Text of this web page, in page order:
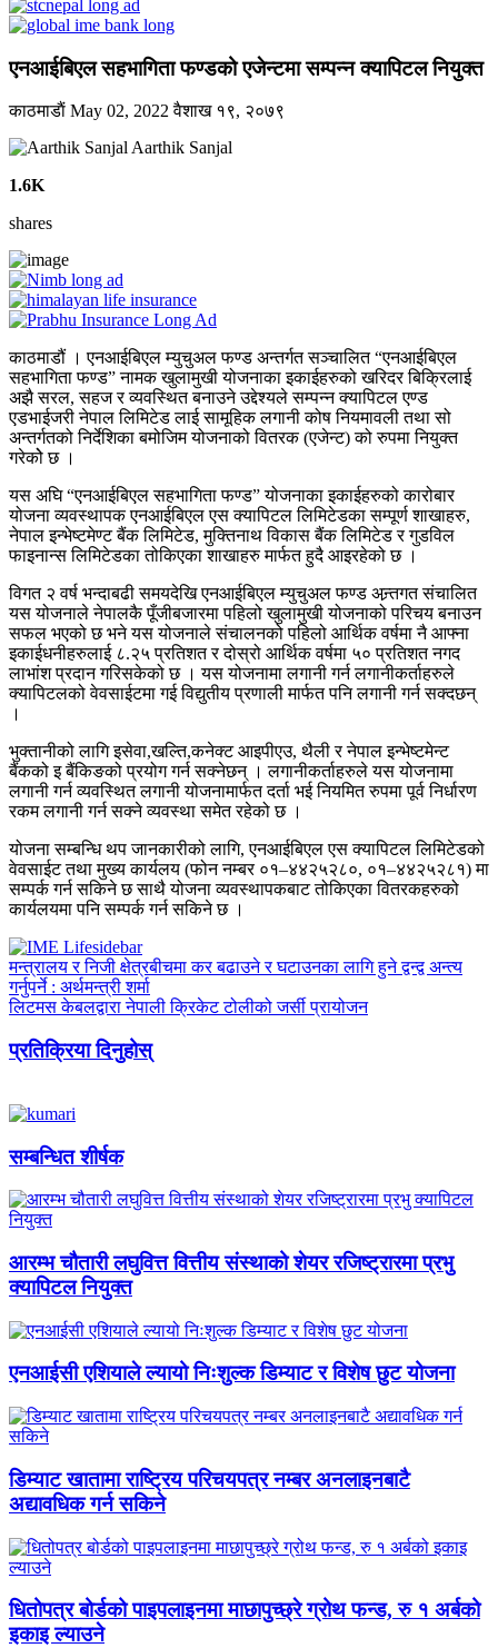
एनआईबिएल सहभागिता फण्डको एजेन्टमा सम्पन्न क्यापिटल नियुक्त
काठमाडाैं May 02, 2022वैशाख १९, २०७९
Aarthik Sanjal
1.6K
shares
काठमाडौं । एनआईबिएल म्युचुअल फण्ड अन्तर्गत सञ्चालित “एनआईबिएल
सहभागिता फण्ड” नामक खुलामुखी योजनाका इकाईहरुको खरिदर बिक्रिलाई
अझै सरल, सहज र व्यवस्थित बनाउने उद्देश्यले सम्पन्न क्यापिटल एण्ड
एडभाईजरी नेपाल लिमिटेड लाई सामूहिक लगानी कोष नियमावली तथा सो
अन्तर्गतको निर्देशिका बमोजिम योजनाको वितरक (एजेन्ट) को रुपमा नियुक्त
गरेकोे छ ।
यस अघि “एनआईबिएल सहभागिता फण्ड” योजनाका इकाईहरुको कारोबार
योजना व्यवस्थापक एनआईबिएल एस क्यापिटल लिमिटेडका सम्पूर्ण शाखाहरु,
नेपाल इन्भेष्टमेण्ट बैंक लिमिटेड, मुक्तिनाथ विकास बैंक लिमिटेड र गुडविल
फाइनान्स लिमिटेडका तोकिएका शाखाहरु मार्फत हुदै आइरहेको छ ।
विगत २ वर्ष भन्दाबढी समयदेखि एनआईबिएल म्युचुअल फण्ड अन्र्तगत संचालित
यस योजनाले नेपालकै पूँजीबजारमा पहिलो खुलामुखी योजनाको परिचय बनाउन
सफल भएको छ भने यस योजनाले संचालनको पहिलो आर्थिक वर्षमा नै आफ्ना
इकाईधनीहरुलाई ८.२५ प्रतिशत र दोस्रो आर्थिक वर्षमा ५० प्रतिशत नगद
लाभांश प्रदान गरिसकेको छ । यस योजनामा लगानी गर्न लगानीकर्ताहरुले
क्यापिटलको वेवसाईटमा गई विद्युतीय प्रणाली मार्फत पनि लगानी गर्न सक्दछन्
।
भुक्तानीको लागि इसेवा,खल्ति,कनेक्ट आइपीएउ, थैली र नेपाल इन्भेष्टमेन्ट
बैंकको इ बैंकिङको प्रयोग गर्न सक्नेछन् । लगानीकर्ताहरुले यस योजनामा
लगानी गर्न व्यवस्थित लगानी योजनामार्फत दर्ता भई नियमित रुपमा पूर्व निर्धारण
रकम लगानी गर्न सक्ने व्यवस्था समेत रहेको छ ।
योजना सम्बन्धि थप जानकारीको लागि, एनआईबिएल एस क्यापिटल लिमिटेडको
वेवसाईट तथा मुख्य कार्यलय (फोन नम्बर ०१–४४२५२८०, ०१–४४२५२८१) मा
सम्पर्क गर्न सकिने छ साथै योजना व्यवस्थापकबाट तोकिएका वितरकहरुको
कार्यलयमा पनि सम्पर्क गर्न सकिने छ ।
मन्त्रालय र निजी क्षेत्रबीचमा कर बढाउने र घटाउनका लागि हुने द्वन्द्व अन्त्य
गर्नुपर्ने : अर्थमन्त्री शर्मा
लिटमस केबलद्वारा नेपाली क्रिकेट टोलीको जर्सी प्रायोजन
प्रतिक्रिया दिनुहोस्
सम्बन्धित शीर्षक
आरम्भ चौतारी लघुवित्त वित्तीय संस्थाको शेयर रजिष्ट्रारमा प्रभु
क्यापिटल नियुक्त
एनआईसी एशियाले ल्यायो निःशुल्क डिम्याट र विशेष छुट योजना
डिम्याट खातामा राष्ट्रिय परिचयपत्र नम्बर अनलाइनबाटै
अद्यावधिक गर्न सकिने
धितोपत्र बोर्डको पाइपलाइनमा माछापुच्छ्रे ग्रोथ फन्ड, रु १ अर्बको
इकाइ ल्याउने